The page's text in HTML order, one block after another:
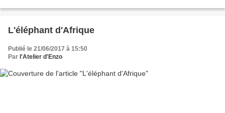
L'éléphant d'Afrique
Publié le 21/06/2017 à 15:50
Par l'Atelier d'Enzo